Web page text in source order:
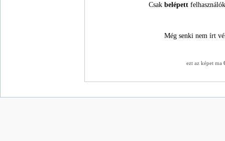
Csakbelépett
Még senki nem írt
ezt az képet ma